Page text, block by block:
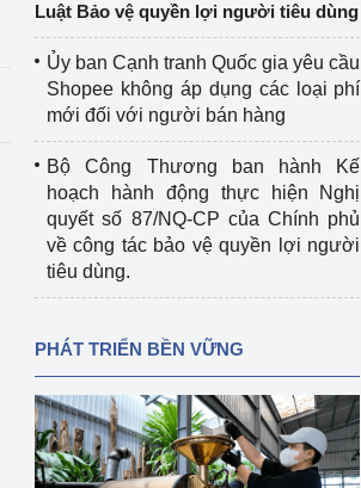
Luật Bảo vệ quyền lợi người tiêu dùng
Ủy ban Cạnh tranh Quốc gia yêu cầu
Shopee không áp dụng các loại phí
mới đối với người bán hàng
Bộ Công Thương ban hành Kế
hoạch hành động thực hiện Nghị
quyết số 87/NQ-CP của Chính phủ
về công tác bảo vệ quyền lợi người
tiêu dùng.
PHÁT TRIỂN BỀN VỮNG